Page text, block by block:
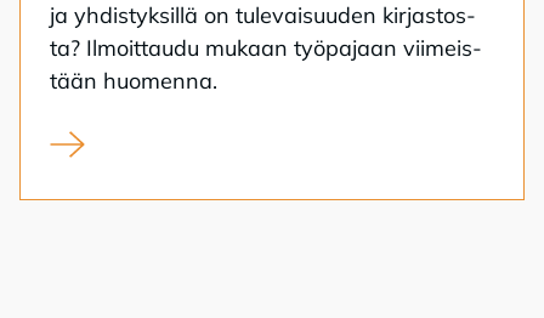
ja yh­dis­tyk­sil­lä on tu­le­vai­suu­den kir­jas­tos­
ta? Il­moit­tau­du mu­kaan työ­pa­jaan vii­meis­
tään huo­men­na.
Kirjasto kansalaistoiminnan alustana